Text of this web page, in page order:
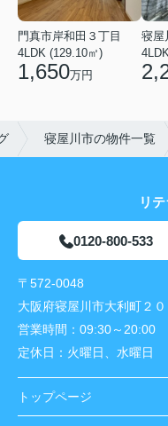
門真市岸和田３丁目
4LDK (129.10㎡)
1,650万円
寝屋
寝屋川市の物件一覧
リ
0120-800-533
〒572-0048
大阪府寝屋川市大利町２０
営業時間： 09:30～20:00
定休日： 火曜日、水曜日
トップページ